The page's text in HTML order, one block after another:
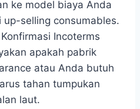
ke model biaya Anda
selling consumables.
Incoterms
apakah pabrik
atau Anda butuh
tahan tumpukan
laut.